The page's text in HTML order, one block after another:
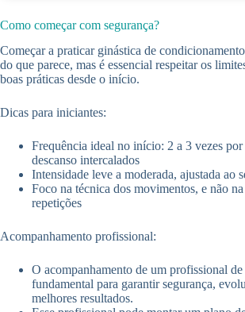
Como começar com segurança?
Começar a praticar ginástica de
do que parece, mas é essencial respeitar os
boas práticas desde o início.
Dicas para iniciantes:
Frequência ideal no início: 2 a 3 vezes por
descanso intercalados
Intensidade leve a moderada, ajustada ao
Foco na técnica dos movimentos, e não
repetições
Acompanhamento profissional:
O acompanhamento de um profissional
fundamental para garantir segurança,
melhores resultados.